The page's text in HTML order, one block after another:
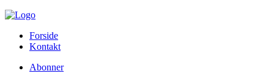
Forside
Kontakt
Abonner